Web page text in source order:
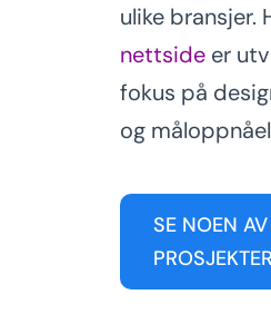
ulike bransjer.
nettside er
fokus på
og
SE NOEN
PROSJEKTER